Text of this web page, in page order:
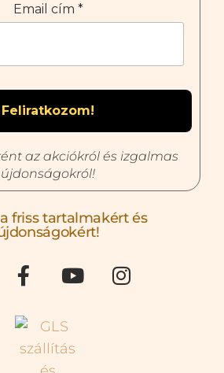
Email cím *
az akciókról és izgalmas
újdonságokról!
friss tartalmakért és